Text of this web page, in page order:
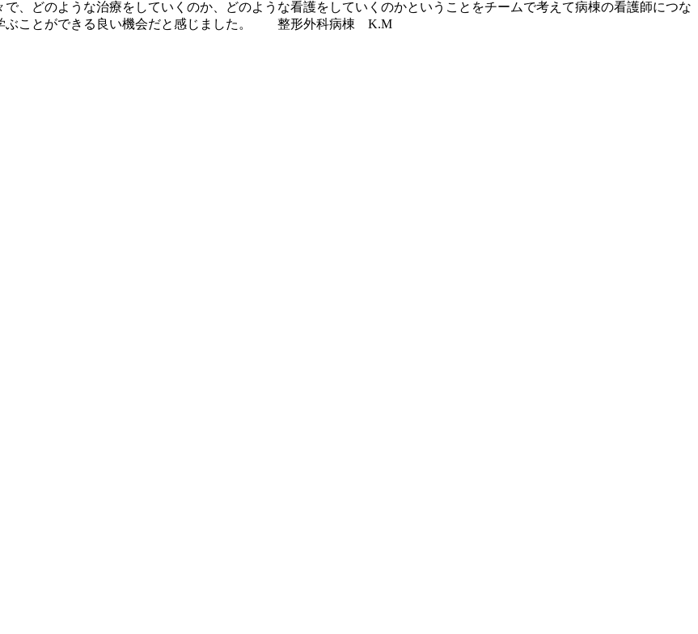
、どのような治療をしていくのか、どのような看護をしていくのかということをチームで考えて病棟の看護師につな
ぶことができる良い機会だと感じました。 整形外科病棟 K.M